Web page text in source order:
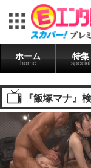
ホーム
home
特集
special
『飯塚マナ』